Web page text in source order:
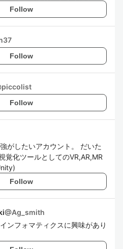
Follow
Follow
piccolist
Follow
がしたいアカウント。 だいた
覚化ツールとしてのVR,AR,MR
Follow
@Ag_smith
ンフォマティクスに興味があり